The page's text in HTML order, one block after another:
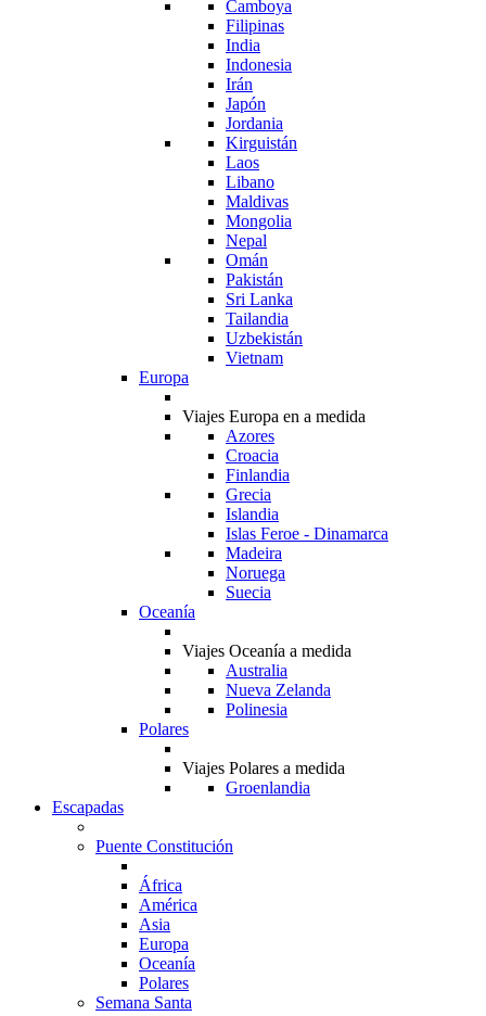
Camboya
Filipinas
India
Indonesia
Irán
Japón
Jordania
Kirguistán
Laos
Libano
Maldivas
Mongolia
Nepal
Omán
Pakistán
Sri Lanka
Tailandia
Uzbekistán
Vietnam
Europa
Viajes Europa en a medida
Azores
Croacia
Finlandia
Grecia
Islandia
Islas Feroe - Dinamarca
Madeira
Noruega
Suecia
Oceanía
Viajes Oceanía a medida
Australia
Nueva Zelanda
Polinesia
Polares
Viajes Polares a medida
Groenlandia
Escapadas
Puente Constitución
África
América
Asia
Europa
Oceanía
Polares
Semana Santa